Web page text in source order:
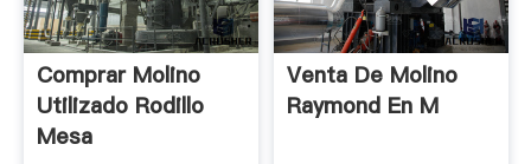
Comprar Molino
Utilizado Rodillo
Mesa
Venta De Molino
Raymond En M